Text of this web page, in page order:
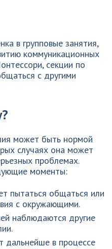
в групповые занятия,
коммуникационных
секции по
с другими
может быть нормой
случаях она может
проблемах.
моменты:
пытаться общаться или
с окружающими.
наблюдаются другие
дальнейше в процессе